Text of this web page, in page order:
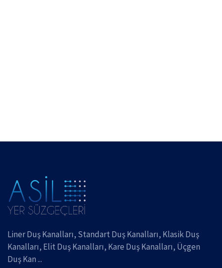
Liner Duş Kanalları, Standart Duş Kanalları, Klasik Duş
Kanalları, Elit Duş Kanalları, Kare Duş Kanalları, Üçgen
Duş Kan ...